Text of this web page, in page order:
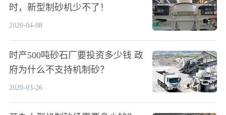
时，新型制砂机少不了！
2020-04-08
时产500吨砂石厂要投资多少钱 政
府为什么不支持机制砂？
2020-03-26